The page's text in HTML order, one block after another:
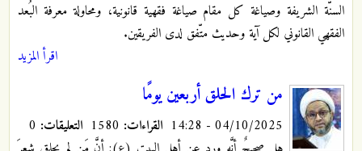
السنّة الشريفة وصياغة كل مقام صياغة فقهية قانونية، ومحاولة معرفة البُعد
الفقهي القانوني لكل آية وحديث متّفق لدى الفريقين.
اقرأ المزيد
من ترك الحلق أربعين يومًا
04/10/2025 - 14:28 القراءات: التعليقات: